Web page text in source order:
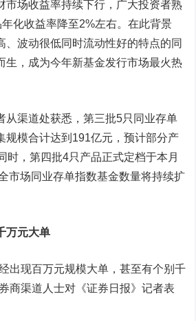
场收益率持续下行，广大投资者熟
年化收益率降至2%左右。在此背景
、波动很低同时流动性好的特点的同
生，成为今年新基金发行市场最火热
渠道处获悉，第三批5只同业存单
规模合计达到191亿元，预计部分产
时，第四批4只产品正式定档于本月
市场同业存单指数基金数量将持续扩
万元大单
现百万元规模大单，甚至有个别千
商渠道人士对《证券日报》记者表